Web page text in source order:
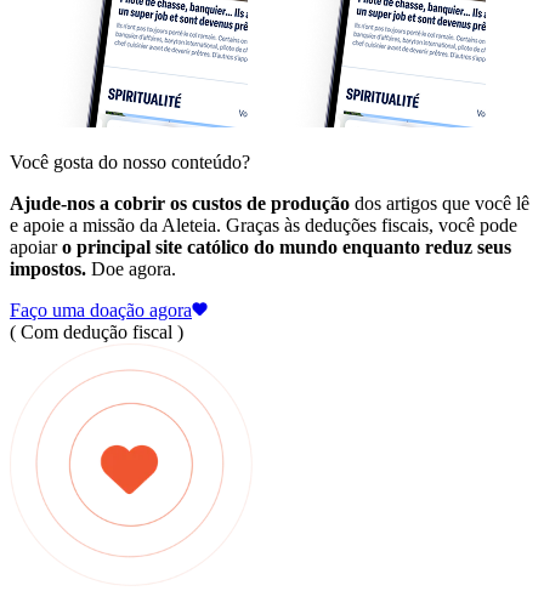
Você gosta do nosso conteúdo?
Ajude-nos a cobrir os custos de produção dos artigos que você lê
e apoie a missão da Aleteia. Graças às deduções fiscais, você pode
apoiaro principal site católico do mundo enquanto reduz seus
impostos. Doe agora.
Faço uma doação agora
( Com dedução fiscal )